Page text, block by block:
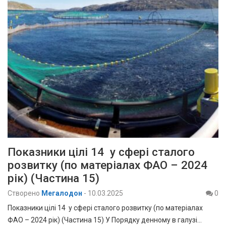
Показники цілі 14 у сфері сталого
розвитку (по матеріалах ФАО – 2024
рік) (Частина 15)
Створено Мегалодон - 10.03.2025
0
Показники цілі 14 у сфері сталого розвитку (по матеріалах
ФАО – 2024 рік) (Частина 15) У Порядку денному в галузі…